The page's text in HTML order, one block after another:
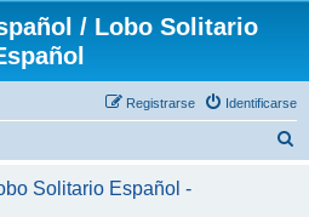
/ Lobo Solitario
Identificarse
Registrarse
Solitario Español -